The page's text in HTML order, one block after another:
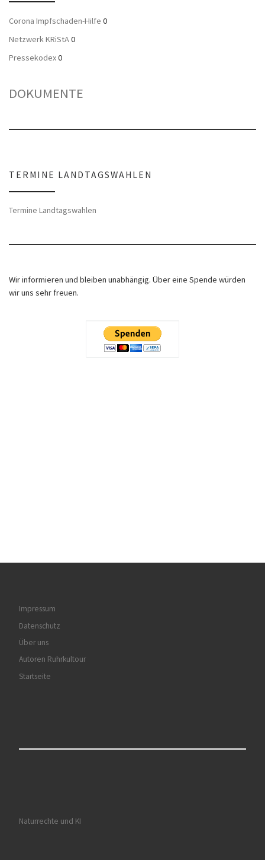
Corona Impfschaden-Hilfe 0
Netzwerk KRiStA0
Pressekodex0
DOKUMENTE
TERMINE LANDTAGSWAHLEN
Termine Landtagswahlen
Wir informieren und bleiben unabhängig. Über eine Spende würden
wir uns sehr freuen.
Impressum
Datenschutz
Über uns
Autoren Ruhrkultour
Startseite
Naturrechte und KI